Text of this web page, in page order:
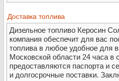
Доставка топлива
Дизельное топливо Керосин
компания обеспечит для вас
топлива в любое удобное для
Московской области 24 часа в
предоставляются паспорта и
и долгосрочные поставки.